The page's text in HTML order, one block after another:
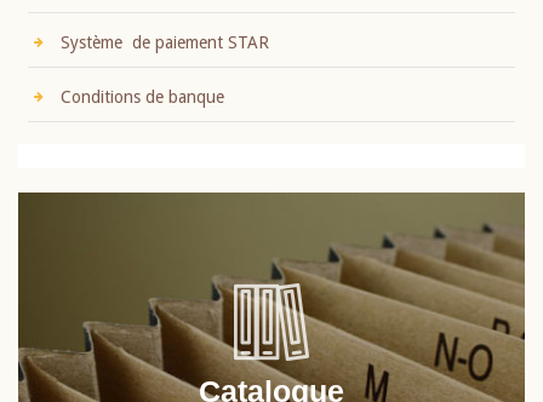
Système de paiement STAR
Conditions de banque
Catalogue